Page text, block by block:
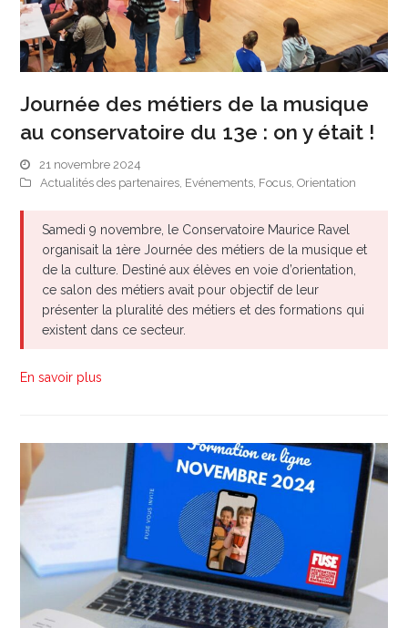
Journée des métiers de la musique
au conservatoire du 13e : on y était !
21 novembre 2024
Actualités des partenaires Evénements Focus ,Orientation
Samedi 9 novembre, le Conservatoire Maurice Ravel
organisait la 1ère Journée des métiers de la musique et
de la culture. Destiné aux élèves en voie d’orientation,
ce salon des métiers avait pour objectif de leur
présenter la pluralité des métiers et des formations qui
existent dans ce secteur.
En savoir plus